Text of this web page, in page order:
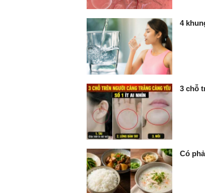
4
3 chỗ
Có